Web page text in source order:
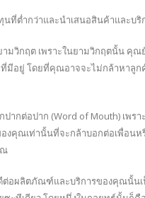
ที่ต่ำกว่าและนำเสนอสินค้าและบริ
ามวิกฤต เพราะในยามวิกฤตนั้น คุณ
ที่มีอยู่ โดยที่คุณอาจจะไม่กล้าหาลูก
ากต่อปาก (Word of Mouth) เพร
งคุณเท่านั้นที่จะกล้าบอกต่อเพื่อนห
ณ
ต่อผลิตภัณฑ์และบริการของคุณนั้นเ